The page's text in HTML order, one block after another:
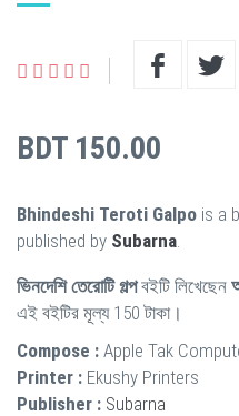
BDT 150.00
Bhindeshi Teroti Galpo is a
published by Subarna
ভিনদেশি তেরোটি গল্পবইটি লিখেছেন
এই বইটির মূল্য 150 টাকা।
Compose : Apple Tak
Printer : Ekushy Printers
Publisher : Subarna